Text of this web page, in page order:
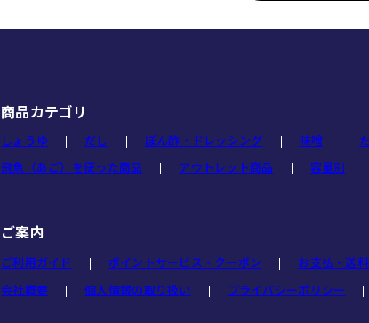
商品カテゴリ
しょうゆ だし ぽん酢・ドレッシング 味噌
飛魚（あご）を使った商品
アウトレット商品 容量別
ご案内
ご利用ガイド ポイントサービス・クーポン お支払・送
会社概要
個人情報の取り扱い プライバシーポリシー